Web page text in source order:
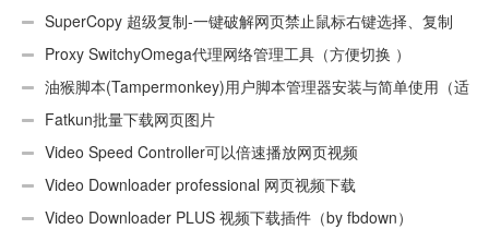
SuperCopy 超级复制-一键破解网页禁止鼠标右键选择、复制
Proxy SwitchyOmega代理网络管理工具（方便切换 ）
油猴脚本(Tampermonkey)用户脚本管理器安装与简单使用（适
用Android）
Fatkun批量下载网页图片
Video Speed Controller可以倍速播放网页视频
Video Downloader professional 网页视频下载
Video Downloader PLUS 视频下载插件（by fbdown）